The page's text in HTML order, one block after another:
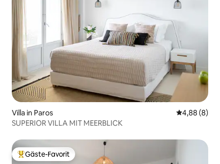
Villa in Paros
4,88 (8)
SUPERIOR VILLA MIT MEERBLICK
Beliebter Gäste-Favorit.
Gäste-Favorit